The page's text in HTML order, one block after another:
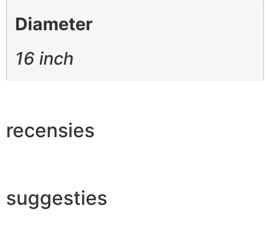
Diameter
16 inch
recensies
suggesties